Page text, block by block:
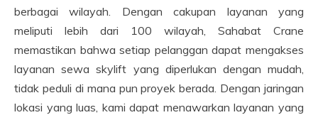
berbagai wilayah. Dengan cakupan layanan yang
meliputi lebih dari 100 wilayah, Sahabat Crane
memastikan bahwa setiap pelanggan dapat mengakses
layanan sewa skylift yang diperlukan dengan mudah,
tidak peduli di mana pun proyek berada. Dengan jaringan
lokasi yang luas, kami dapat menawarkan layanan yang